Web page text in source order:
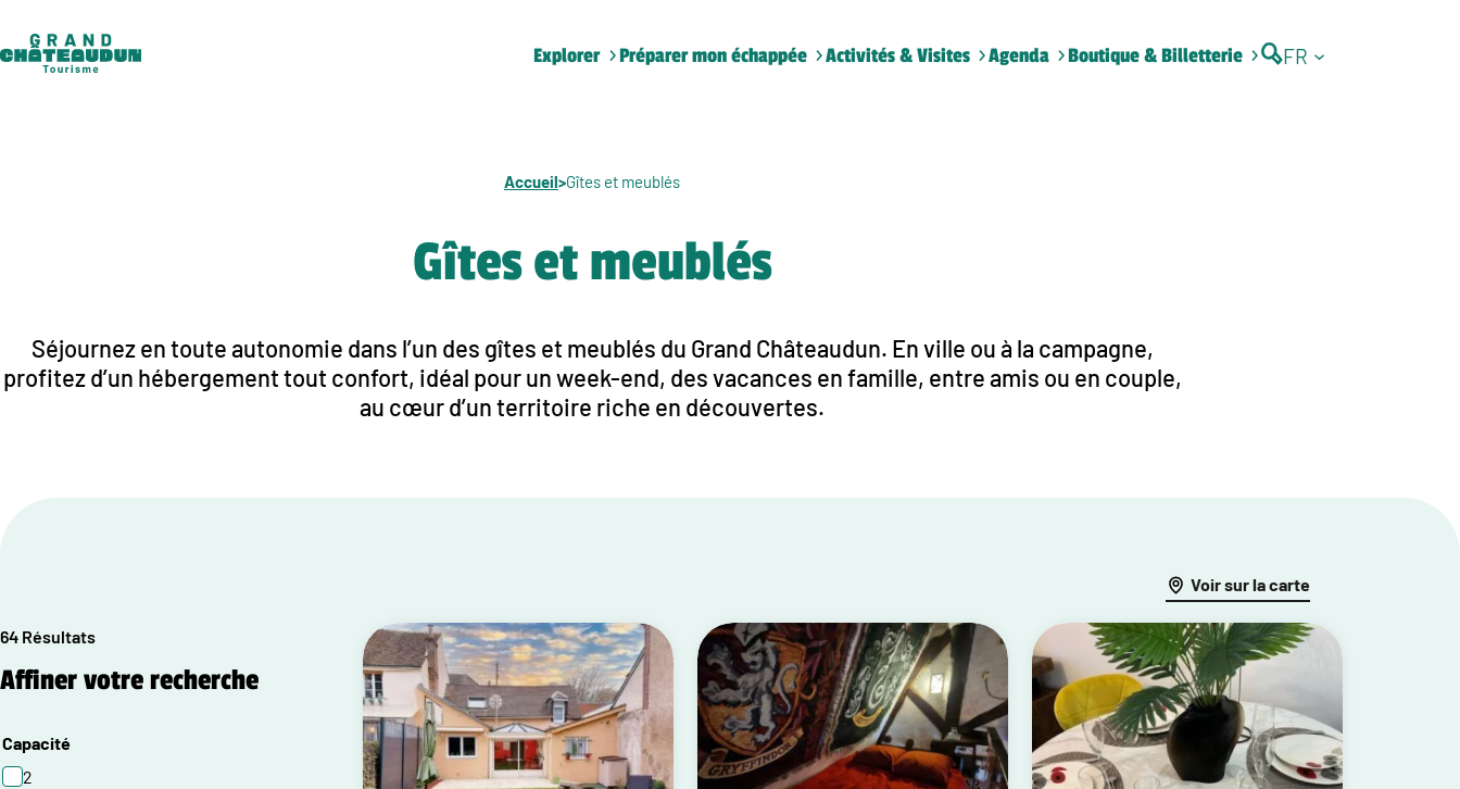
contenu
Explorer Préparer mon échappée Activités & Visites Agenda Boutique & Billetterie FR
Accueil>Gîtes et meublés
Gîtes et meublés
Séjournez en toute autonomie dans l’un des gîtes et meublés du Grand Châteaudun. En ville ou à la campagne,
profitez d’un hébergement tout confort, idéal pour un week-end, des vacances en famille, entre amis ou en couple,
au cœur d’un territoire riche en découvertes.
64 Résultats
Affiner votre recherche
Capacité
2
Voir sur la carte